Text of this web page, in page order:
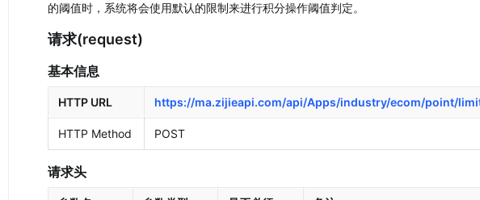
的阈值时，系统将会使用默认的限制来进行积分操作阈值判定。
请求(request)
基本信息
HTTP URL https://ma.zijieapi.com/api/Apps/industry/ecom/point/
HTTP Method POST
请求头